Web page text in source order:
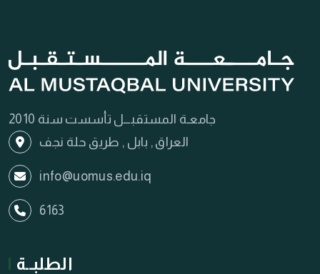
جامعـة المستقبـــل تأسست سنة 2010
العراق , بابل , طريق حلة نجف
info@uomus.edu.iq
6163
الطلبــة